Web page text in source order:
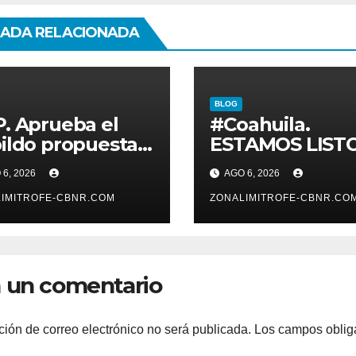
RELACIONADA
Aprueba el
propuesta
para su
informe el
de agosto a
6, 2026
CBNR.COM
BLOG
#Coahuila.
ESTAMOS
PARA
GAS COAHUILA:
MANOLO
AGO 6, 2026
ZONALIMITROFE-CBNR.COM
un comentario
de correo electrónico no será publicada. Los campos